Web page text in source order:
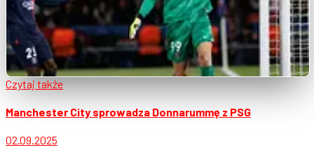
Czytaj także
Manchester City sprowadza Donnarummę z PSG
02.09.2025